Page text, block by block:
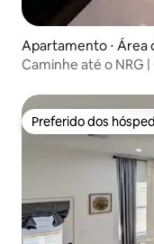
Apartamento ⋅ Área
Caminhe até o NRG
Preferido dos
Preferido dos